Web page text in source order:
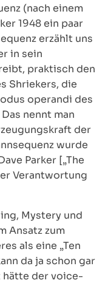
(nach einem
1948 ein paar
erzählt uns
in sein
praktisch den
Shriekers, die
operandi des
nennt man
der
wurde
Parker [„The
Verantwortung
Mystery und
Ansatz zum
als eine „Ten
da ja schon gar
hätte der voice-